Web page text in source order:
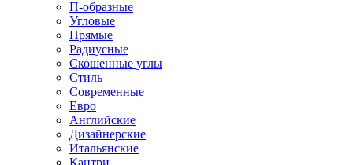
П-образные
Угловые
Прямые
Радиусные
Скошенные углы
Стиль
Современные
Евро
Английские
Дизайнерские
Итальянские
Кантри